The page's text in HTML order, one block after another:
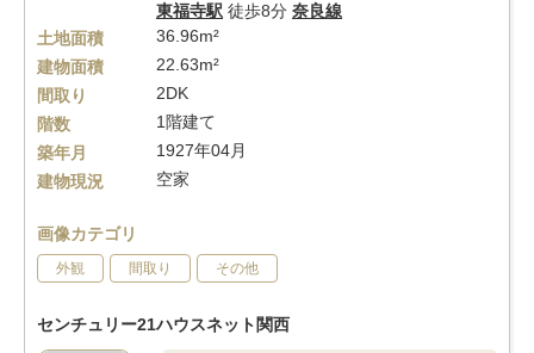
東福寺駅 徒歩8分 奈良線
土地面積
36.96m²
建物面積
22.63m²
間取り
2DK
階数
1階建て
築年月
1927年04月
建物現況
空家
画像カテゴリ
外観 間取り その他
センチュリー21ハウスネット関西